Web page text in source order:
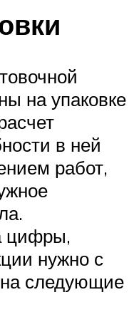
на упаковке
в ней
работ,
цифры,
нужно с
следующие